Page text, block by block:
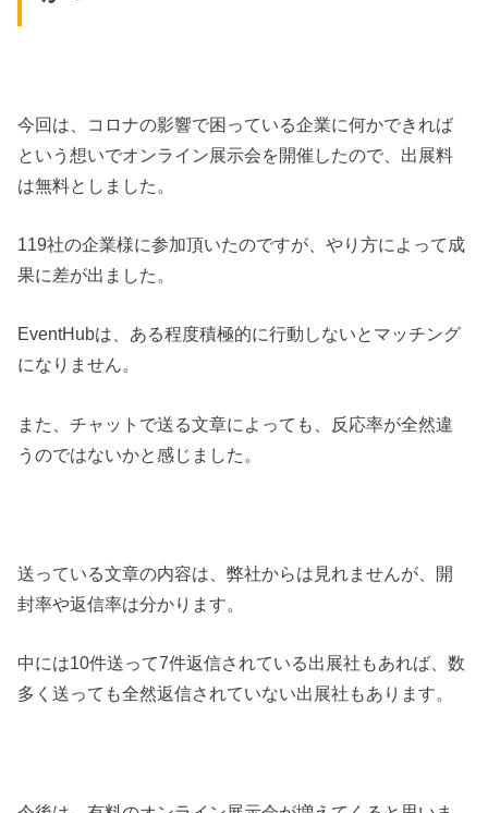
今回は、コロナの影響で困っている企業に何かできれば
という想いでオンライン展示会を開催したので、出展料
は無料としました。
119社の企業様に参加頂いたのですが、やり方によって成
果に差が出ました。
EventHubは、ある程度積極的に行動しないとマッチング
になりません。
また、チャットで送る文章によっても、反応率が全然違
うのではないかと感じました。
送っている文章の内容は、弊社からは見れませんが、開
封率や返信率は分かります。
中には10件送って7件返信されている出展社もあれば、数
多く送っても全然返信されていない出展社もあります。